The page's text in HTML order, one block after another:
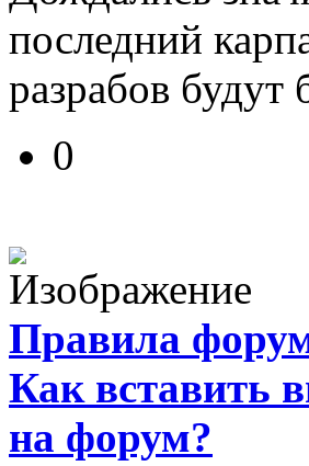
последний
разрабов
0
Правила
Как вставить
на форум?